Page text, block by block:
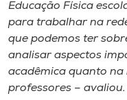
Educação Física
para trabalhar na
que podemos ter
analisar aspectos
acadêmica quanto na
professores – avaliou.